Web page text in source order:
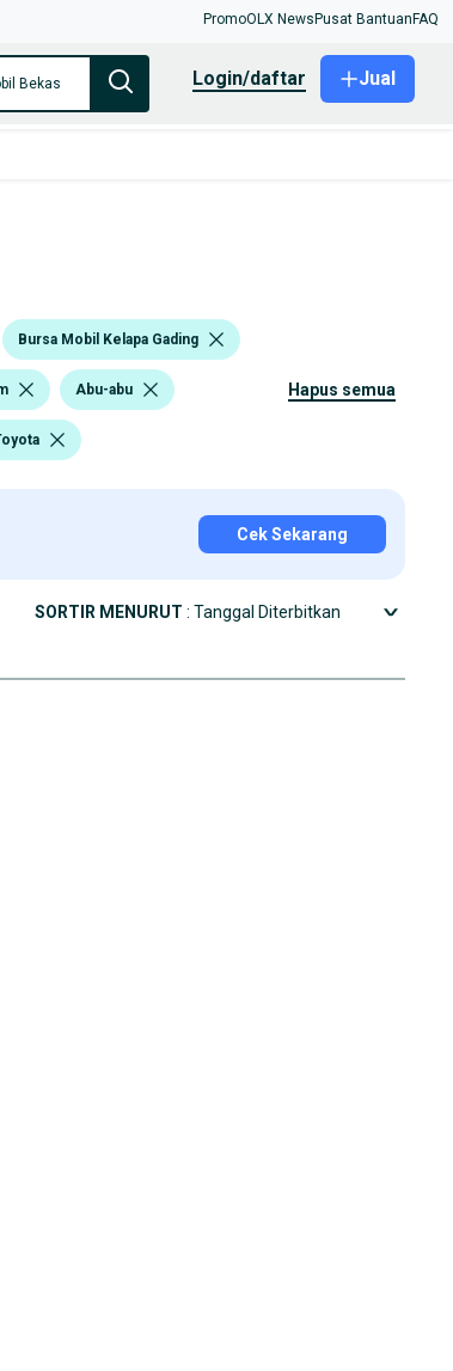
PromoOLX News Pusat Bantuan FAQ
Bekas login/daftar Jual
Bursa Mobil Kelapa Gading
Abu-abu hapus semua
Cek Sekarang
SORTIR MENURUT : Tanggal Diterbitkan